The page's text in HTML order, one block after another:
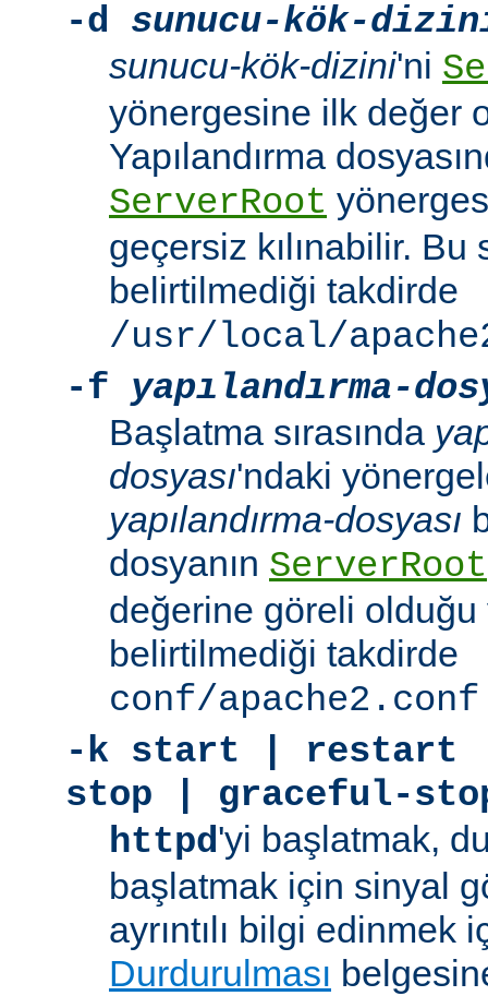
-d
sunucu-kök-
sunucu-kök-dizini'ni
yönergesine ilk değer
Yapılandırma
ServerRoot
geçersiz kılınabilir. Bu
belirtilmediği takdirde
/usr/local/
-f
yapılandırma-
Başlatma sırasında
dosyası'ndaki
yapılandırma-dosyası
dosyanın ServerRoot
değerine göreli olduğu
belirtilmediği takdirde
conf/apache2.conf
-k start | restart
stop | graceful-
httpd'yi başlatmak,
başlatmak için sinyal
ayrıntılı bilgi edinmek
Durdurulması